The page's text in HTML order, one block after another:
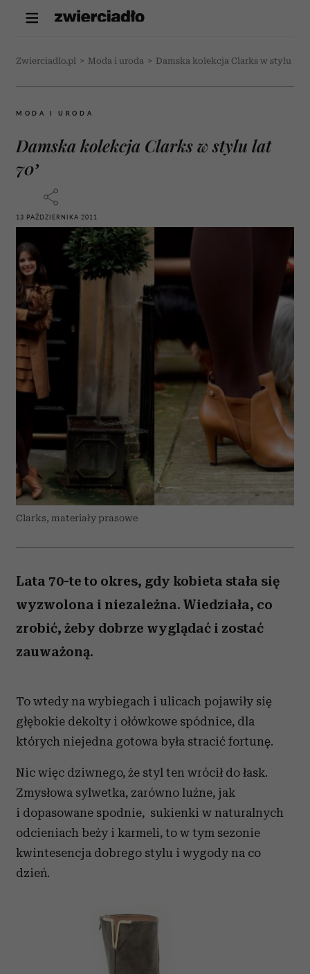
Zwierciadlo.pl > Moda i uroda > Damska kolekcja Clarks w stylu lat
MODA I URODA
Damska kolekcja Clarks w stylu lat
70’
13 PAŹDZIERNIKA 2011
Clarks, materiały prasowe
Lata 70-te to okres, gdy kobieta stała się
wyzwolona i niezależna. Wiedziała, co
zrobić, żeby dobrze wyglądać i zostać
zauważoną.
To wtedy na wybiegach i ulicach pojawiły się
głębokie dekolty i ołówkowe spódnice, dla
których niejedna gotowa była stracić fortunę.
Nic więc dziwnego, że styl ten wrócił do łask.
Zmysłowa sylwetka, zarówno luźne, jak
i dopasowane spodnie, sukienki w naturalnych
odcieniach beży i karmeli, to w tym sezonie
kwintesencja dobrego stylu i wygody na co
dzień.